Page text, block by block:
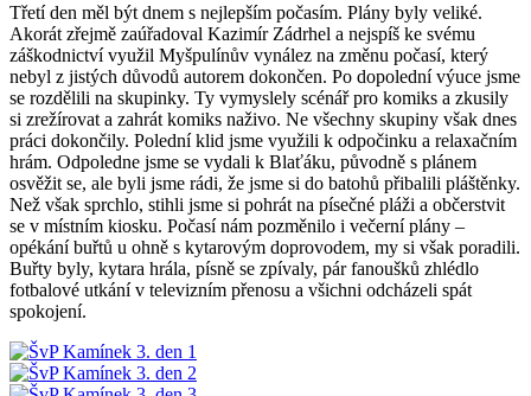
Třetí den měl být dnem s nejlepším počasím. Plány byly veliké.
Akorát zřejmě zaúřadoval Kazimír Zádrhel a nejspíš ke svému
záškodnictví využil Myšpulínův vynález na změnu počasí, který
nebyl z jistých důvodů autorem dokončen. Po dopolední výuce jsme
se rozdělili na skupinky. Ty vymyslely scénář pro komiks a zkusily
si zrežírovat a zahrát komiks naživo. Ne všechny skupiny však dnes
práci dokončily. Polední klid jsme využili k odpočinku a relaxačním
hrám. Odpoledne jsme se vydali k Blaťáku, původně s plánem
osvěžit se, ale byli jsme rádi, že jsme si do batohů přibalili pláštěnky.
Než však sprchlo, stihli jsme si pohrát na písečné pláži a občerstvit
se v místním kiosku. Počasí nám pozměnilo i večerní plány –
opékání buřtů u ohně s kytarovým doprovodem, my si však poradili.
Buřty byly, kytara hrála, písně se zpívaly, pár fanoušků zhlédlo
fotbalové utkání v televizním přenosu a všichni odcházeli spát
spokojení.